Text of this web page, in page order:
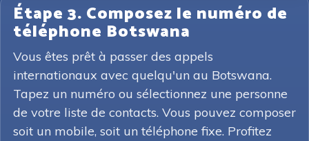
Étape 3. Composez le numéro de
téléphone Botswana
Vous êtes prêt à passer des appels
internationaux avec quelqu'un au Botswana.
Tapez un numéro ou sélectionnez une personne
de votre liste de contacts. Vous pouvez composer
soit un mobile, soit un téléphone fixe. Profitez